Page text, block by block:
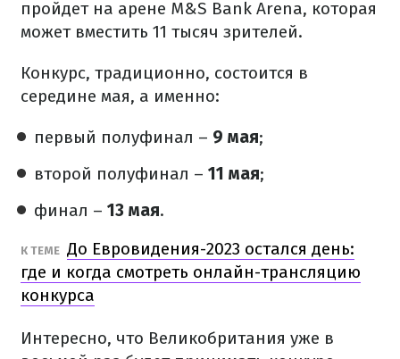
пройдет на арене M&S Bank Arena, которая
может вместить 11 тысяч зрителей.
Конкурс, традиционно, состоится в
середине мая, а именно:
первый полуфинал – 9 мая;
второй полуфинал – 11 мая;
финал – 13 мая.
К ТЕМЕ До Евровидения-2023 остался день:
где и когда смотреть онлайн-трансляцию
конкурса
Интересно, что Великобритания уже в